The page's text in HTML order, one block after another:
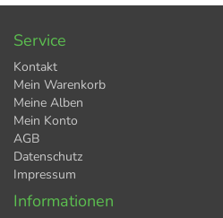
Service
Kontakt
Mein Warenkorb
Meine Alben
Mein Konto
AGB
Datenschutz
Impressum
Informationen